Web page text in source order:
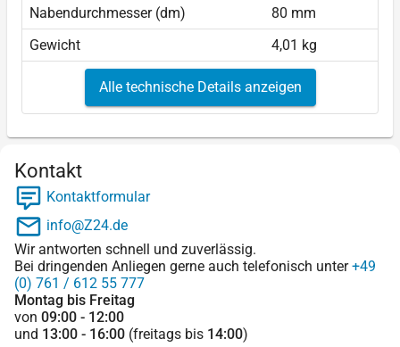
Nabendurchmesser (dm)
80 mm
Gewicht
4,01 kg
Alle technische Details anzeigen
Kontakt
Kontaktformular
info@Z24.de
Wir antworten schnell und zuverlässig.
Bei dringenden Anliegen gerne auch telefonisch unter+49
(0) 761 / 612 55 777
Montag bis Freitag
von 09:00 - 12:00
und 13:00 - 16:00 (freitags bis 14:00)